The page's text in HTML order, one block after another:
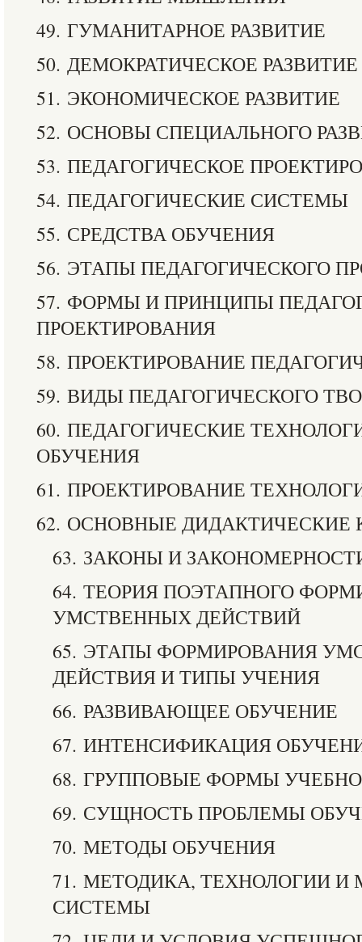
49. ГУМАНИТАРНОЕ РАЗВИТИЕ
50. ДЕМОКРАТИЧЕСКОЕ РАЗВИТИЕ
51. ЭКОНОМИЧЕСКОЕ РАЗВИТИЕ
52. ОСНОВЫ СПЕЦИАЛЬНОГО
53. ПЕДАГОГИЧЕСКОЕ
54. ПЕДАГОГИЧЕСКИЕ СИСТЕМЫ
55. СРЕДСТВА ОБУЧЕНИЯ
56. ЭТАПЫ ПЕДАГОГИЧЕСКОГО
57. ФОРМЫ И ПРИНЦИПЫ
ПРОЕКТИРОВАНИЯ
58. ПРОЕКТИРОВАНИЕ
59. ВИДЫ ПЕДАГОГИЧЕСКОГО
60. ПЕДАГОГИЧЕСКИЕ
ОБУЧЕНИЯ
61. ПРОЕКТИРОВАНИЕ
62. ОСНОВНЫЕ ДИДАКТИЧЕСКИЕ
63. ЗАКОНЫ И
64. ТЕОРИЯ ПОЭТАПНОГО
УМСТВЕННЫХ ДЕЙСТВИЙ
65. ЭТАПЫ ФОРМИРОВАНИЯ
ДЕЙСТВИЯ И ТИПЫ УЧЕНИЯ
66. РАЗВИВАЮЩЕЕ ОБУЧЕНИЕ
67. ИНТЕНСИФИКАЦИЯ
68. ГРУППОВЫЕ ФОРМЫ
69. СУЩНОСТЬ ПРОБЛЕМЫ
70. МЕТОДЫ ОБУЧЕНИЯ
71. МЕТОДИКА, ТЕХНОЛОГИИ И
СИСТЕМЫ